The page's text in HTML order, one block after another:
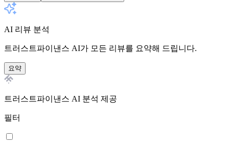
AI 리뷰 분석
트러스트파이낸스 AI가 모든 리뷰를 요약해 드립니다.
요약
트러스트파이낸스 AI 분석 제공
필터